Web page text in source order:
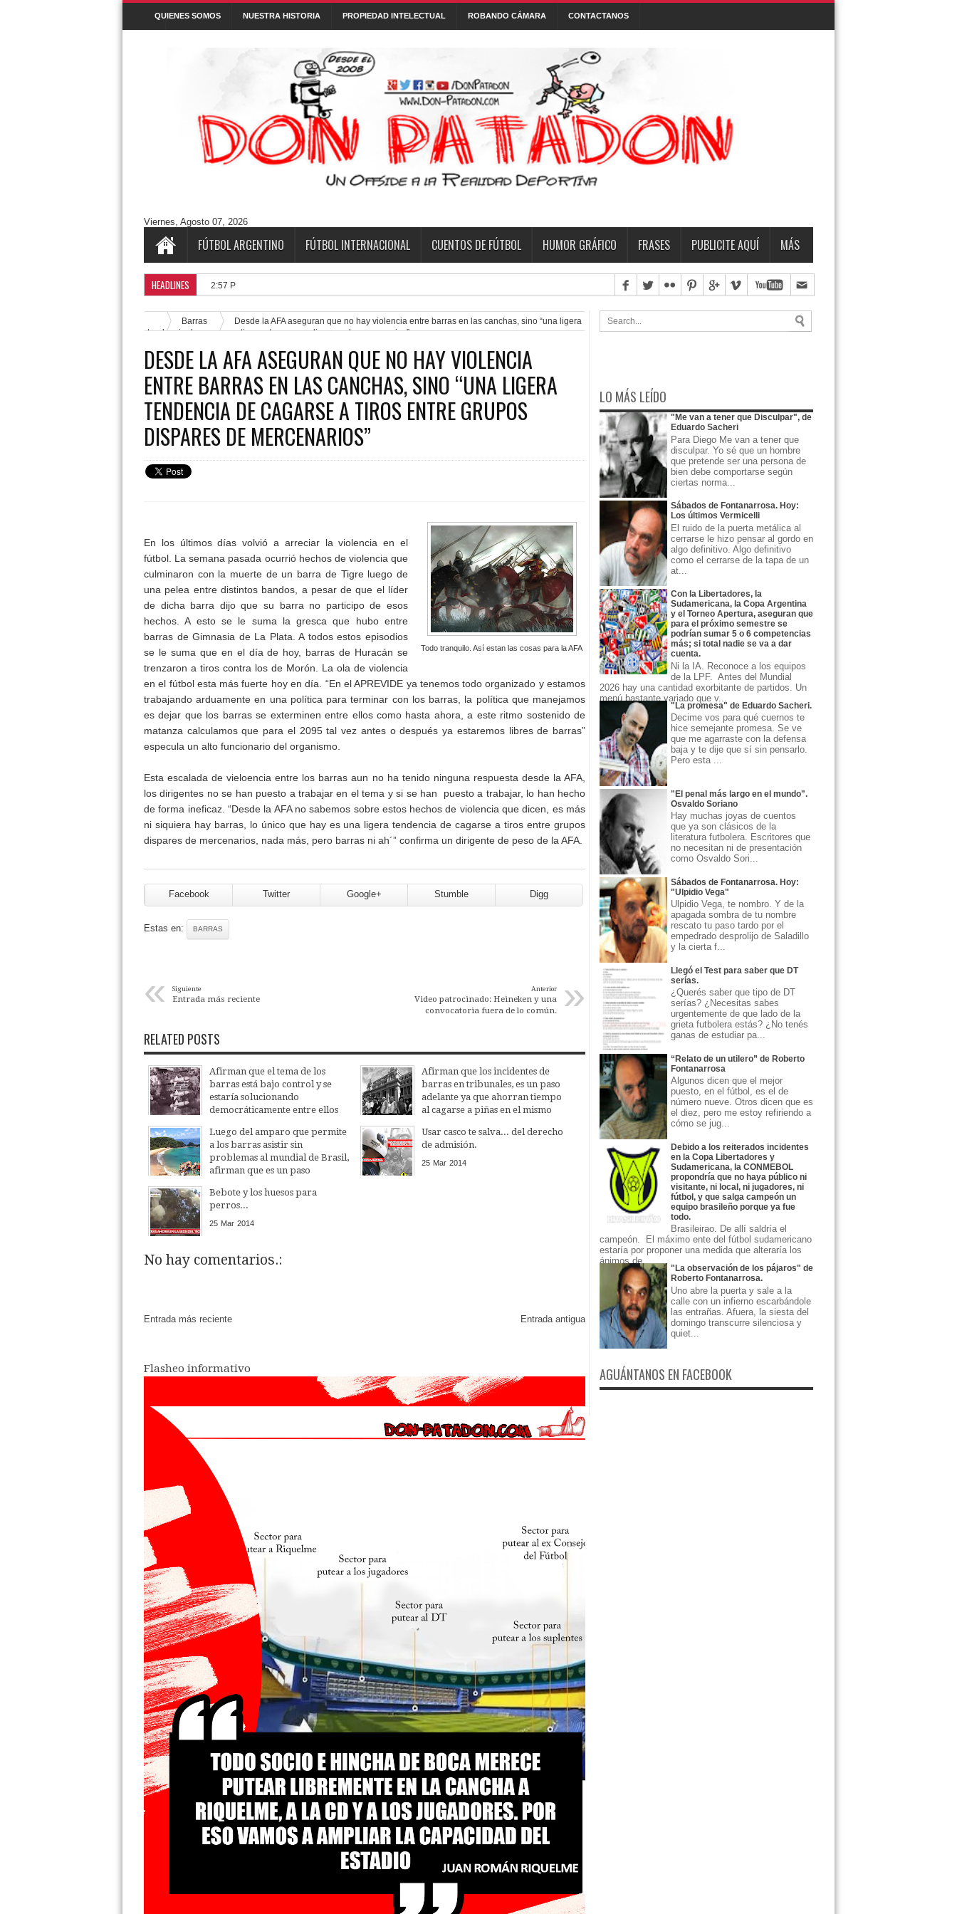
QUIENES SOMOS NUESTRA HISTORIA PROPIEDAD INTELECTUAL ROBANDO CÁMARA CONTACTANOS
Cuentos/ Frases y más
#ELPROGRAMADEFANTINO CUENTOS DE FÚTBOL FONTANARROSA FRASES HUMOR GRÁFICO NIEMBRO TERMO & LUIS
Aguántanos en Twitter
Tweets by DonPatadon
Viernes, Agosto 07, 2026
FÚTBOL ARGENTINO FÚTBOL INTERNACIONAL CUENTOS DE FÚTBOL HUMOR GRÁFICO FRASES PUBLICITE AQUÍ MÁS
HEADLINES 2:57 PM
Barras
Desde la AFA aseguran que no hay violencia entre barras en las canchas, sino “una ligera
tendencia de cagarse a tiros entre grupos dispares de mercenarios”
DESDE LA AFA ASEGURAN QUE NO HAY VIOLENCIA
ENTRE BARRAS EN LAS CANCHAS, SINO “UNA LIGERA
TENDENCIA DE CAGARSE A TIROS ENTRE GRUPOS
DISPARES DE MERCENARIOS”
Todo tranquilo. Así estan las cosas para la AFA
En los últimos días volvió a arreciar la violencia en el
fútbol. La semana pasada ocurrió hechos de violencia que
culminaron con la muerte de un barra de Tigre luego de
una pelea entre distintos bandos, a pesar de que el líder
de dicha barra dijo que su barra no participo de esos
hechos. A esto se le suma la gresca que hubo entre
barras de Gimnasia de La Plata. A todos estos episodios
se le suma que en el día de hoy, barras de Huracán se
trenzaron a tiros contra los de Morón. La ola de violencia
en el fútbol esta más fuerte hoy en día. “En el APREVIDE ya tenemos todo organizado y estamos
trabajando arduamente en una política para terminar con los barras, la política que manejamos
es dejar que los barras se exterminen entre ellos como hasta ahora, a este ritmo sostenido de
matanza calculamos que para el 2095 tal vez antes o después ya estaremos libres de barras”
especula un alto funcionario del organismo.
Esta escalada de vieloencia entre los barras aun no ha tenido ninguna respuesta desde la AFA,
los dirigentes no se han puesto a trabajar en el tema y si se han puesto a trabajar, lo han hecho
de forma ineficaz. “Desde la AFA no sabemos sobre estos hechos de violencia que dicen, es más
ni siquiera hay barras, lo único que hay es una ligera tendencia de cagarse a tiros entre grupos
dispares de mercenarios, nada más, pero barras ni ah´” confirma un dirigente de peso de la AFA.
Facebook Twitter Google+ Stumble Digg
Estas en: BARRAS
« Siguiente
Entrada más reciente »
Anterior
Video patrocinado: Heineken y una
convocatoria fuera de lo común.
RELATED POSTS
Afirman que el tema de los
barras está bajo control y se
estaría solucionando
democráticamente entre ellos
misiles y otras armas de
destrucción masiva.
01 Oct 2014
Afirman que los incidentes de
barras en tribunales, es un paso
adelante ya que ahorran tiempo
al cagarse a piñas en el mismo
06 May 2014
Luego del amparo que permite
a los barras asistir sin
problemas al mundial de Brasil,
afirman que es un paso
convencerlos para que se
mantengan ahí y no vuelvan.
16 Apr 2014
Usar casco te salva... del derecho
de admisión.
25 Mar 2014
Bebote y los huesos para
perros...
25 Mar 2014
No hay comentarios.:
Entrada más reciente Entrada antigua
Flasheo informativo
LO MÁS LEÍDO
"Me van a tener que Disculpar", de
Eduardo Sacheri
Para Diego Me van a tener que
disculpar. Yo sé que un hombre
que pretende ser una persona de
bien debe comportarse según
ciertas norma...
Sábados de Fontanarrosa. Hoy:
Los últimos Vermicelli
El ruido de la puerta metálica al
cerrarse le hizo pensar al gordo en
algo definitivo. Algo definitivo
como el cerrarse de la tapa de un
at...
Con la Libertadores, la
Sudamericana, la Copa Argentina
y el Torneo Apertura, aseguran que
para el próximo semestre se
podrían sumar 5 o 6 competencias
más; si total nadie se va a dar
cuenta.
Ni la IA. Reconoce a los equipos
de la LPF. Antes del Mundial
2026 hay una cantidad exorbitante de partidos. Un
menú bastante variado que v...
"La promesa" de Eduardo Sacheri.
Decime vos para qué cuernos te
hice semejante promesa. Se ve
que me agarraste con la defensa
baja y te dije que sí sin pensarlo.
Pero esta ...
"El penal más largo en el mundo".
Osvaldo Soriano
Hay muchas joyas de cuentos
que ya son clásicos de la
literatura futbolera. Escritores que
no necesitan ni de presentación
como Osvaldo Sori...
Sábados de Fontanarrosa. Hoy:
"Ulpidio Vega"
Ulpidio Vega, te nombro. Y de la
apagada sombra de tu nombre
rescato tu paso tardo por el
empedrado desprolijo de Saladillo
y la cierta f...
Llegó el Test para saber que DT
serías.
¿Querés saber que tipo de DT
serías? ¿Necesitas sabes
urgentemente de que lado de la
grieta futbolera estás? ¿No tenés
ganas de estudiar pa...
“Relato de un utilero” de Roberto
Fontanarrosa
Algunos dicen que el mejor
puesto, en el fútbol, es el de
número nueve. Otros dicen que es
el diez, pero me estoy refiriendo a
cómo se jug...
Debido a los reiterados incidentes
en la Copa Libertadores y
Sudamericana, la CONMEBOL
propondría que no haya público ni
visitante, ni local, ni jugadores, ni
fútbol, y que salga campeón un
equipo brasileño porque ya fue
todo.
Brasileirao. De allí saldría el
campeón. El máximo ente del fútbol sudamericano
estaría por proponer una medida que alteraría los
ánimos de...
"La observación de los pájaros" de
Roberto Fontanarrosa.
Uno abre la puerta y sale a la
calle con un infierno escarbándole
las entrañas. Afuera, la siesta del
domingo transcurre silenciosa y
quiet...
AGUÁNTANOS EN FACEBOOK